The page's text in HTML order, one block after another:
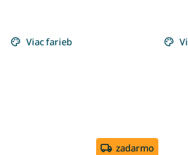
Viac farieb
zadarmo